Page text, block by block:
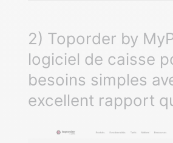
2) Toporder by
logiciel de caisse
besoins simples
excellent rapport